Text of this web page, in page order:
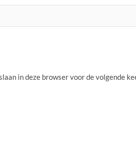
in deze browser voor de volgende